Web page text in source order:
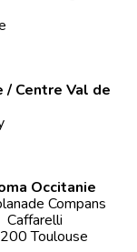
/ Centre Val de
Occitanie
Compans
Caffarelli
Toulouse